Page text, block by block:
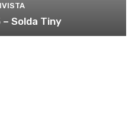
– Solda Tiny